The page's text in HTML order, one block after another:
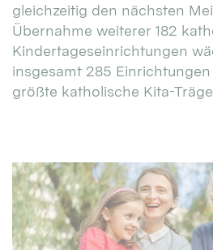
gleichzeitig den nächsten
Übernahme weiterer 182
Kindertageseinrichtungen
insgesamt 285
größte katholische Kita-